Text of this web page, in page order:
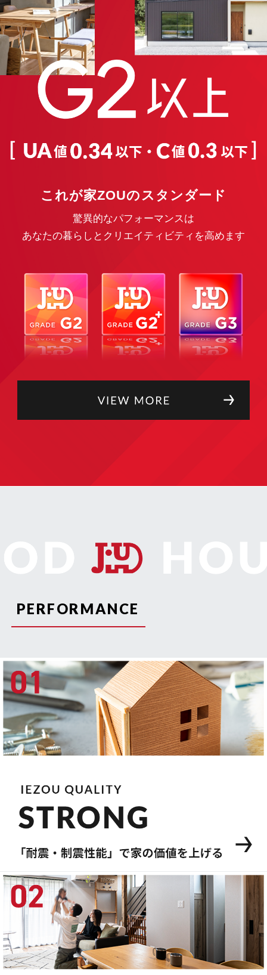
これが家ZOUのスタンダード
驚異的なパフォーマンスは
あなたの暮らしとクリエイティビティを高めます
PERFORMANCE